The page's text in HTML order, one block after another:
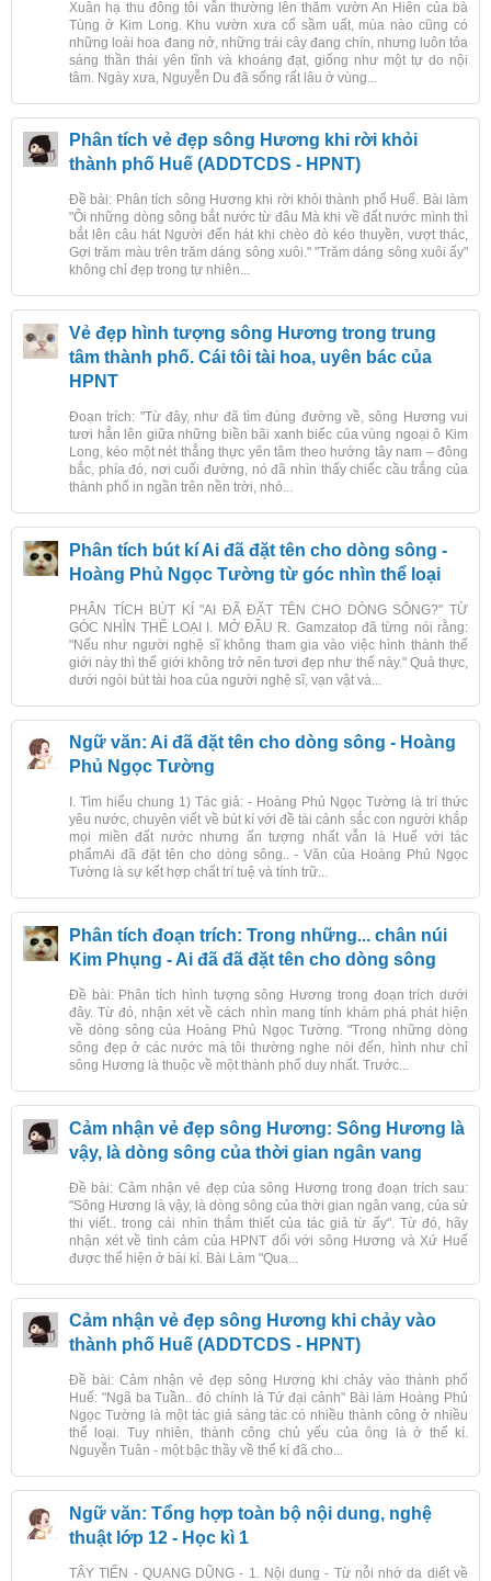
Xuân hạ thu đông tôi vẫn thường lên thăm vườn An Hiên của bà
Tùng ở Kim Long. Khu vườn xưa cổ sầm uất, mùa nào cũng có
những loài hoa đang nở, những trái cây đang chín, nhưng luôn tỏa
sáng thần thái yên tĩnh và khoáng đạt, giống như một tự do nội
tâm. Ngày xưa, Nguyễn Du đã sống rất lâu ở vùng...
Phân tích vẻ đẹp sông Hương khi rời khỏi
thành phố Huế (ADDTCDS - HPNT)
Đề bài: Phân tích sông Hương khi rời khỏi thành phố Huế. Bài làm
"Ôi những dòng sông bắt nước từ đâu Mà khi về đất nước mình thì
bắt lên câu hát Người đến hát khi chèo đò kéo thuyền, vượt thác,
Gợi trăm màu trên trăm dáng sông xuôi." "Trăm dáng sông xuôi ấy"
không chỉ đẹp trong tự nhiên...
Vẻ đẹp hình tượng sông Hương trong trung
tâm thành phố. Cái tôi tài hoa, uyên bác của
HPNT
Đoạn trích: "Từ đây, như đã tìm đúng đường về, sông Hương vui
tươi hẳn lên giữa những biền bãi xanh biếc của vùng ngoại ô Kim
Long, kéo một nét thẳng thực yên tâm theo hướng tây nam – đông
bắc, phía đó, nơi cuối đường, nó đã nhìn thấy chiếc cầu trắng của
thành phố in ngần trên nền trời, nhỏ...
Phân tích bút kí Ai đã đặt tên cho dòng sông -
Hoàng Phủ Ngọc Tường từ góc nhìn thể loại
PHÂN TÍCH BÚT KÍ "AI ĐÃ ĐẶT TÊN CHO DÒNG SÔNG?" TỪ
GÓC NHÌN THỂ LOẠI I. MỞ ĐẦU R. Gamzatop đã từng nói rằng:
"Nếu như người nghệ sĩ không tham gia vào việc hình thành thế
giới này thì thế giới không trở nên tươi đẹp như thế này." Quả thực,
dưới ngòi bút tài hoa của người nghệ sĩ, vạn vật và...
Ngữ văn: Ai đã đặt tên cho dòng sông - Hoàng
Phủ Ngọc Tường
I. Tìm hiểu chung 1) Tác giả: - Hoàng Phủ Ngọc Tường là trí thức
yêu nước, chuyên viết về bút kí với đề tài cảnh sắc con người khắp
mọi miền đất nước nhưng ấn tượng nhất vẫn là Huế với tác
phẩmAi đã đặt tên cho dòng sông.. - Văn của Hoàng Phủ Ngọc
Tường là sự kết hợp chất trí tuệ và tính trữ...
Phân tích đoạn trích: Trong những... chân núi
Kim Phụng - Ai đã đã đặt tên cho dòng sông
Đề bài: Phân tích hình tượng sông Hương trong đoạn trích dưới
đây. Từ đó, nhận xét về cách nhìn mang tính khám phá phát hiện
về dòng sông của Hoàng Phủ Ngọc Tường. "Trong những dòng
sông đẹp ở các nước mà tôi thường nghe nói đến, hình như chỉ
sông Hương là thuộc về một thành phố duy nhất. Trước...
Cảm nhận vẻ đẹp sông Hương: Sông Hương là
vậy, là dòng sông của thời gian ngân vang
Đề bài: Cảm nhận vẻ đẹp của sông Hương trong đoạn trích sau:
"Sông Hương là vậy, là dòng sông của thời gian ngân vang, của sử
thi viết.. trong cái nhìn thắm thiết của tác giả từ ấy". Từ đó, hãy
nhận xét về tình cảm của HPNT đối với sông Hương và Xứ Huế
được thể hiện ở bài kí. Bài Làm "Qua...
Cảm nhận vẻ đẹp sông Hương khi chảy vào
thành phố Huế (ADDTCDS - HPNT)
Đề bài: Cảm nhận vẻ đẹp sông Hương khi chảy vào thành phố
Huế: "Ngã ba Tuần.. đó chính là Tứ đại cảnh" Bài làm Hoàng Phủ
Ngọc Tường là một tác giả sáng tác có nhiều thành công ở nhiều
thể loại. Tuy nhiên, thành công chủ yếu của ông là ở thể kí.
Nguyễn Tuân - một bậc thầy về thể kí đã cho...
Ngữ văn: Tổng hợp toàn bộ nội dung, nghệ
thuật lớp 12 - Học kì 1
TÂY TIẾN - QUANG DŨNG - 1. Nội dung - Từ nỗi nhớ da diết về